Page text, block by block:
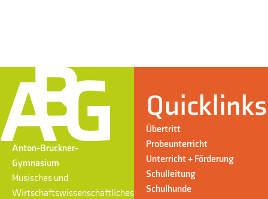
Anton-Bruckner-
Gymnasium
Musisches und
Wirtschaftswissenschaftliches
Quicklinks
Übertritt
Probeunterricht
Unterricht + Förderung
Schulleitung
Schulhunde